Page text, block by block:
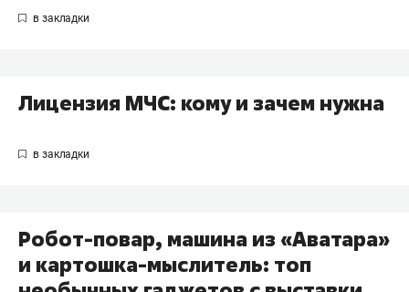
Лицензия МЧС: кому и зачем нужна
Робот-повар, машина из «Аватара»
и картошка-мыслитель: топ